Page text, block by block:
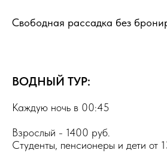
Свободная рассадка без
ВОДНЫЙ ТУР:
Каждую ночь в 00:45
Взрослый - 1400 руб.
Студенты, пенсионеры и дети от